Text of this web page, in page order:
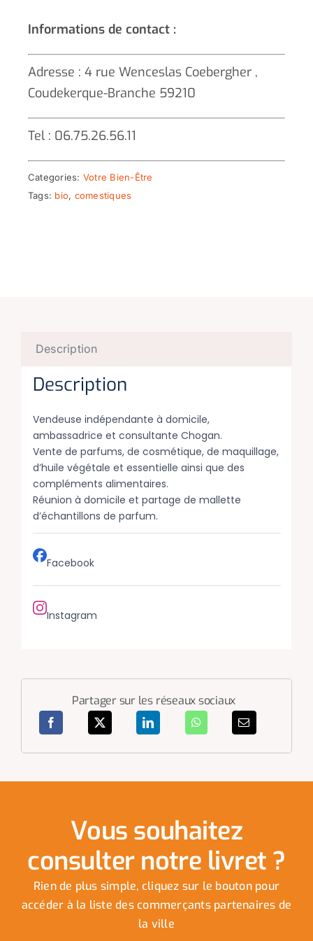
Informations de contact :
Adresse : 4 rue Wenceslas Coebergher ,
Coudekerque-Branche 59210
Tel : 06.75.26.56.11
Categories: Votre Bien-Être
Tags: bio, comestiques
Description
Description
Vendeuse indépendante à domicile,
ambassadrice et consultante Chogan.
Vente de parfums, de cosmétique, de maquillage,
d’huile végétale et essentielle ainsi que des
compléments alimentaires.
Réunion à domicile et partage de mallette
d’échantillons de parfum.
Facebook
Instagram
Partager sur les réseaux sociaux
Vous souhaitez
consulter notre livret ?
Rien de plus simple, cliquez sur le bouton pour
accéder à la liste des commerçants partenaires de
la ville